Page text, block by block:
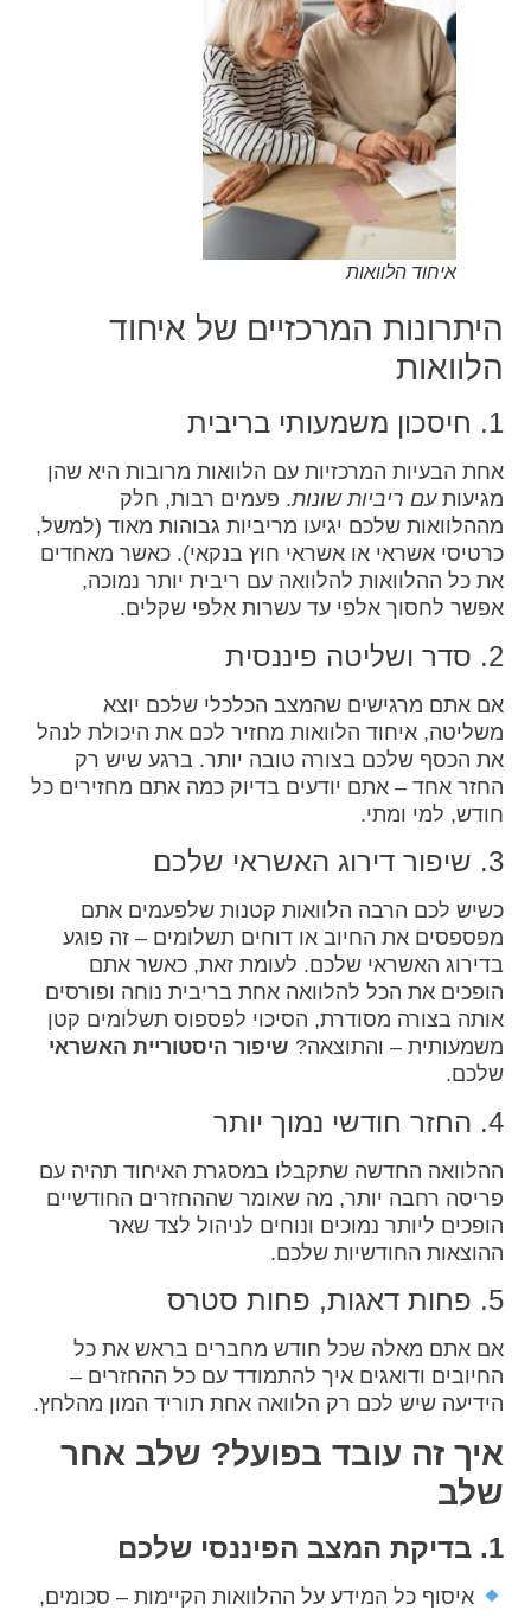
איחוד הלוואות
היתרונות המרכזיים של איחוד
הלוואות
1. חיסכון משמעותי בריבית
אחת הבעיות המרכזיות עם הלוואות מרובות היא שהן
מגיעותעם ריביות שונות. פעמים רבות, חלק
מההלוואות שלכם יגיעו מריביות גבוהות מאוד (למשל,
כרטיסי אשראי או אשראי חוץ בנקאי). כאשר מאחדים
את כל ההלוואות להלוואה עם ריבית יותר נמוכה,
אפשר לחסוך אלפי עד עשרות אלפי שקלים.
2. סדר ושליטה פיננסית
אם אתם מרגישים שהמצב הכלכלי שלכם יוצא
משליטה, איחוד הלוואות מחזיר לכם את היכולת לנהל
את הכסף שלכם בצורה טובה יותר. ברגע שיש רק
החזר אחד – אתם יודעים בדיוק כמה אתם מחזירים כל
חודש, למי ומתי.
3. שיפור דירוג האשראי שלכם
כשיש לכם הרבה הלוואות קטנות שלפעמים אתם
מפספסים את החיוב או דוחים תשלומים – זה פוגע
בדירוג האשראי שלכם. לעומת זאת, כאשר אתם
הופכים את הכל להלוואה אחת בריבית נוחה ופורסים
אותה בצורה מסודרת, הסיכוי לפספוס תשלומים קטן
משמעותית – והתוצאה? שיפור היסטוריית האשראי
שלכם.
4. החזר חודשי נמוך יותר
ההלוואה החדשה שתקבלו במסגרת האיחוד תהיה עם
פריסה רחבה יותר, מה שאומר שההחזרים החודשיים
הופכים ליותר נמוכים ונוחים לניהול לצד שאר
ההוצאות החודשיות שלכם.
5. פחות דאגות, פחות סטרס
אם אתם מאלה שכל חודש מחברים בראש את כל
החיובים ודואגים איך להתמודד עם כל ההחזרים –
הידיעה שיש לכם רק הלוואה אחת תוריד המון מהלחץ.
איך זה עובד בפועל? שלב אחר
שלב
1. בדיקת המצב הפיננסי שלכם
איסוף כל המידע על ההלוואות הקיימות – סכומים,